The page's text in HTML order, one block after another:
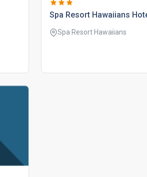
spa resort hawaiians
Spa Resort Hawaiians